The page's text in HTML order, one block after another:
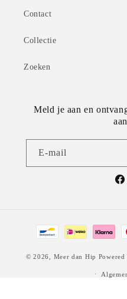
Contact
Collectie
Zoeken
Meld je aan en
E‑mail
Betaalmethoden
© 2026, Meer dan Hip